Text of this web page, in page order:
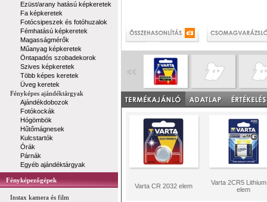
Ezüst/arany hatású képkeretek
Fa képkeretek
Fotócsipeszek és fotóhuzalok
Fémhatású képkeretek
Magasságmérők
Műanyag képkeretek
Öntapadós szobadekorok
Szives képkeretek
Több képes keretek
Üveg keretek
Fényképes ajándéktárgyak
Ajándékdobozok
Fotókockák
Hógömbök
Hűtőmágnesek
Kulcstartók
Órák
Párnák
Egyéb ajándéktárgyak
Fényképezőgépek
Instax kamera és film
Varta CR 2032 elem
Varta 2CR5
elem